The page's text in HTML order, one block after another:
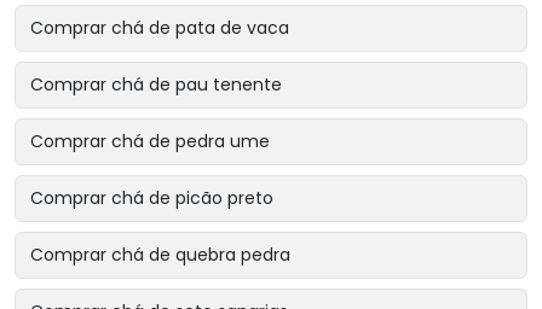
Comprar chá de pata de vaca
Comprar chá de pau tenente
Comprar chá de pedra ume
Comprar chá de picão preto
Comprar chá de quebra pedra